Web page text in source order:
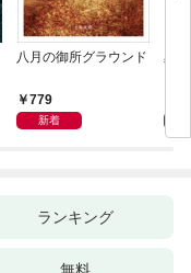
八月の御所グラウンド
779
新着
黒
ランキング
無料